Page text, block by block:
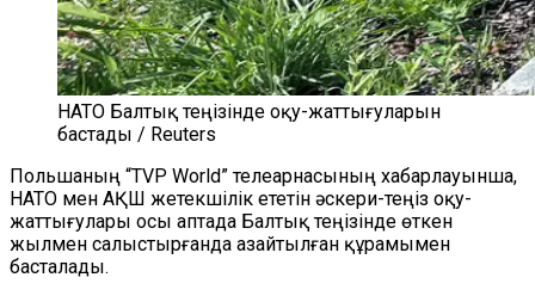
НАТО Балтық теңізінде оқу-жаттығуларын
бастады / Reuters
Польшаның “TVP World” телеарнасының хабарлауынша,
НАТО мен АҚШ жетекшілік ететін әскери-теңіз оқу-
жаттығулары осы аптада Балтық теңізінде өткен
жылмен салыстырғанда азайтылған құрамымен
басталады.